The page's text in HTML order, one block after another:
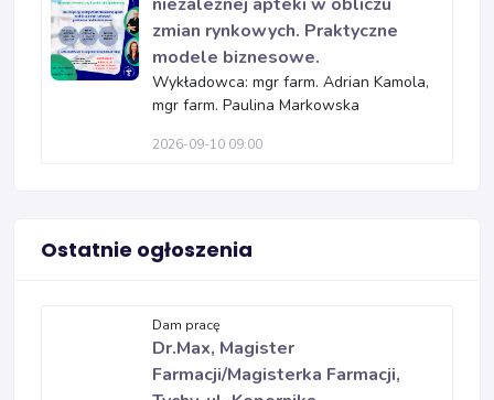
zmian rynkowych. Praktyczne
modele biznesowe.
Wykładowca: mgr farm. Adrian Kamola,
mgr farm. Paulina Markowska
2026-09-10 09:00
Ostatnie ogłoszenia
Dam pracę
Dr.Max, Magister
Farmacji/Magisterka Farmacji,